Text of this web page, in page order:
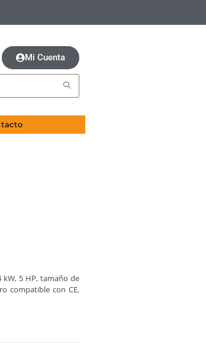
Mi Cuenta
kW, 5 HP, tamaño de
compatible con CE,